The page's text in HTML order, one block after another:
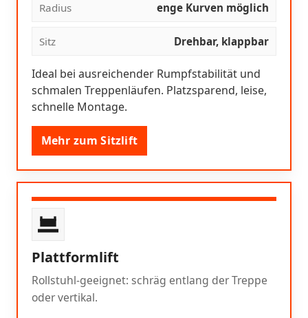
Radius enge Kurven möglich
Sitz Drehbar, klappbar
Ideal bei ausreichender Rumpfstabilität und
schmalen Treppenläufen. Platzsparend, leise,
schnelle Montage.
Mehr zum Sitzlift
Plattformlift
Rollstuhl-geeignet: schräg entlang der Treppe
oder vertikal.